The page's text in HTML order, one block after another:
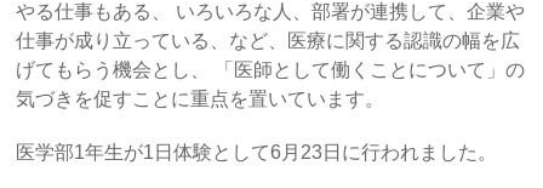
やる仕事もある、 いろいろな人、部署が連携して、企業や
仕事が成り立っている、など、医療に関する認識の幅を広
げてもらう機会とし、 「医師として働くことについて」の
気づきを促すことに重点を置いています。
医学部1年生が1日体験として6月23日に行われました。